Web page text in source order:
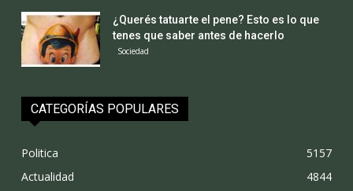
¿Querés tatuarte el pene? Esto es lo que
tenes que saber antes de hacerlo
Sociedad
CATEGORÍAS POPULARES
Politica
5157
Actualidad
4844